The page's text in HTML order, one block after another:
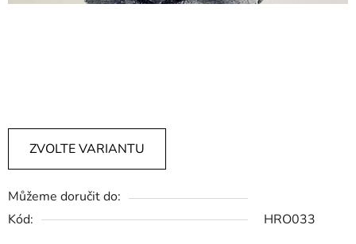
ZVOLTE VARIANTU
Můžeme doručit do:
Kód:
HRO033